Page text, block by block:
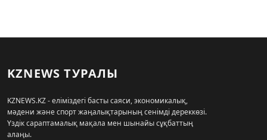
KZNEWS ТУРАЛЫ
KZNEWS.KZ - еліміздегі басты саяси, экономикалық,
мәдени және спорт жаңалықтарының сенімді дереккөзі.
Үздік сараптамалық мақала мен шынайы сұқбаттың
алаңы.